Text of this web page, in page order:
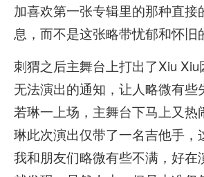
加喜欢第一张专辑里的那种直接
息，而不是这张略带忧郁和怀旧
刺猬之后主舞台上打出了Xiu
无法演出的通知，让人略微有些
若琳一上场，主舞台下马上又热
琳此次演出仅带了一名吉他手，
我和朋友们略微有些不满，好在